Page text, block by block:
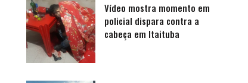
Vídeo mostra momento em
policial dispara contra a
cabeça em Itaituba